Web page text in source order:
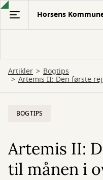
Gå
hovedindhold
Horsens
Artikler Bogtips
Artemis II: Den første
BOGTIPS
Artemis II:
til månen i